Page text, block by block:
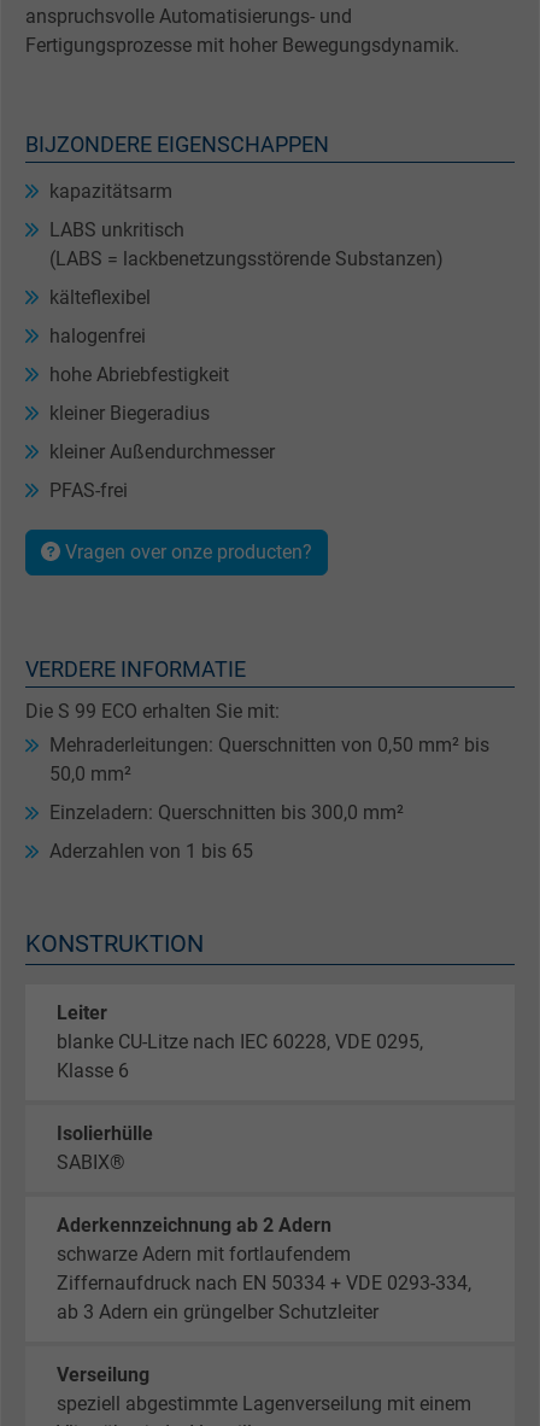
anspruchsvolle Automatisierungs- und
Fertigungsprozesse mit hoher Bewegungsdynamik.
BIJZONDERE EIGENSCHAPPEN
kapazitätsarm
LABS unkritisch
(LABS = lackbenetzungsstörende Substanzen)
kälteflexibel
halogenfrei
hohe Abriebfestigkeit
kleiner Biegeradius
kleiner Außendurchmesser
PFAS-frei
Vragen over onze producten?
VERDERE INFORMATIE
Die S 99 ECO erhalten Sie mit:
Mehraderleitungen: Querschnitten von 0,50 mm² bis
50,0 mm²
Einzeladern: Querschnitten bis 300,0 mm²
Aderzahlen von 1 bis 65
KONSTRUKTION
Leiter
blanke CU-Litze nach IEC 60228, VDE 0295,
Klasse 6
Isolierhülle
SABIX®
Aderkennzeichnung ab 2 Adern
schwarze Adern mit fortlaufendem
Ziffernaufdruck nach EN 50334 + VDE 0293-334,
ab 3 Adern ein grüngelber Schutzleiter
Verseilung
speziell abgestimmte Lagenverseilung mit einem